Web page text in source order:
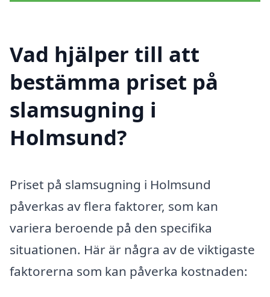
Vad hjälper till att
bestämma priset på
slamsugning i
Holmsund?
Priset på slamsugning i Holmsund
påverkas av flera faktorer, som kan
variera beroende på den specifika
situationen. Här är några av de viktigaste
faktorerna som kan påverka kostnaden: